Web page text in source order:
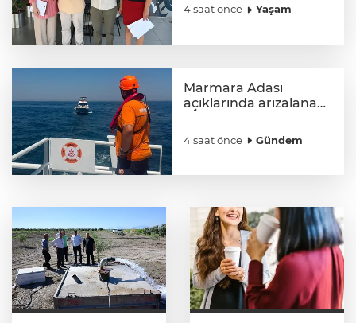
4 saat önce Yaşam
Marmara Adası
açıklarında arızalanan
4 saat önce Gündem